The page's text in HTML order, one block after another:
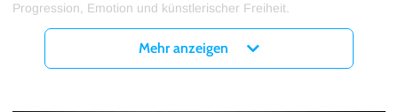
Progression, Emotion und künstlerischer Freiheit.
Devin Townsend Tickets für die METAMORPHOSIS – SOLO
TOUR 2026 in Hamburg, München und Köln gibt es
ab sofort
Mehr anzeigen